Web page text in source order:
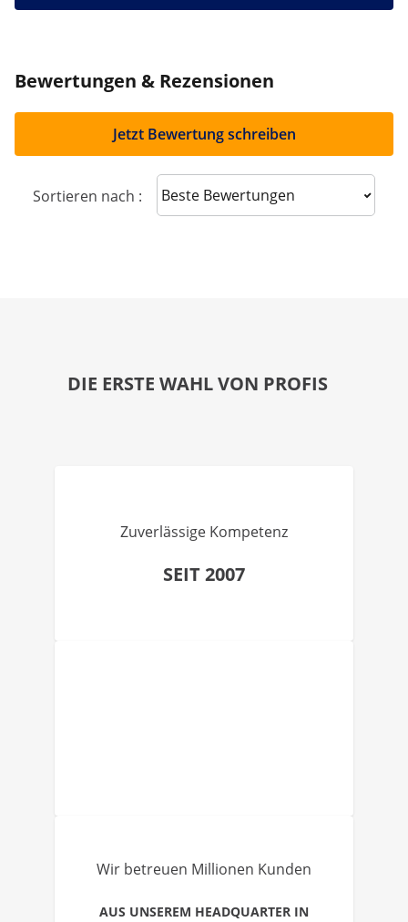
Bewertungen & Rezensionen
Jetzt Bewertung schreiben
Sortieren nach : Sort reviews
DIE ERSTE WAHL VON PROFIS
Zuverlässige Kompetenz
SEIT 2007
Wir betreuen Millionen Kunden
AUS UNSEREM HEADQUARTER IN